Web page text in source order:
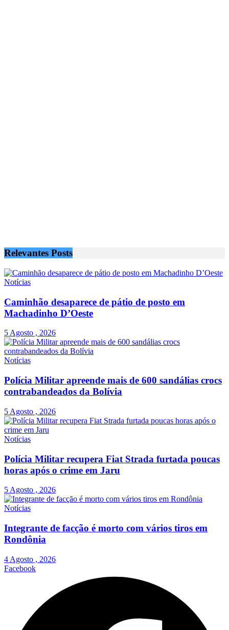
Relevantes Posts
Notícias
Caminhão desaparece de pátio de posto em
Machadinho D’Oeste
5 Agosto , 2026
Notícias
Polícia Militar apreende mais de 600 sandálias crocs
contrabandeados da Bolívia
5 Agosto , 2026
Notícias
Polícia Militar recupera Fiat Strada furtada poucas
horas após o crime em Jaru
5 Agosto , 2026
Notícias
Integrante de facção é morto com vários tiros em
Rondônia
4 Agosto , 2026
Facebook